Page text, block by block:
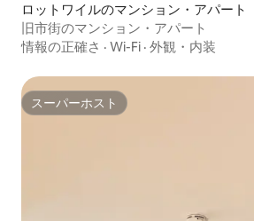
ロットワイルのマンション・アパート
旧市街のマンション・アパート
情報の正確さ · Wi-Fi · 外観・内装
スーパーホスト
スーパーホスト